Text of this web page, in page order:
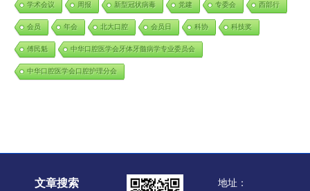
学术会议 周报 新型冠状病毒 党建 专委会 西部行
会员 年会 北大口腔 会员日 科协 科技奖
傅民魁 中华口腔医学会牙体牙髓病学专业委员会
中华口腔医学会口腔护理分会
文章搜索
地址：